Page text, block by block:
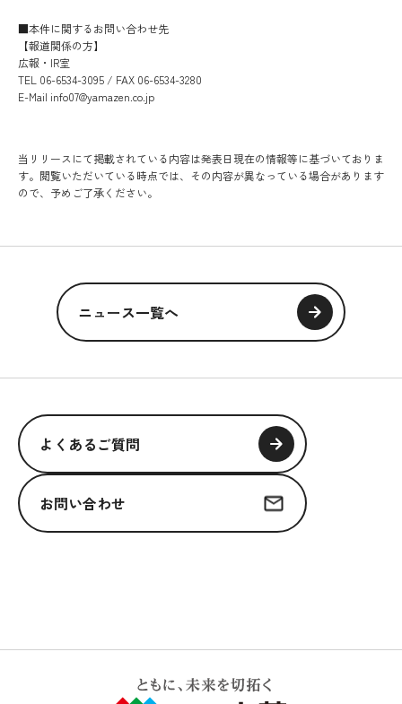
■本件に関するお問い合わせ先
【報道関係の方】
広報・IR室
TEL 06-6534-3095 / FAX 06-6534-3280
E-Mail info07@yamazen.co.jp
当リリースにて掲載されている内容は発表日現在の情報等に基づいておりま
す。閲覧いただいている時点では、その内容が異なっている場合があります
ので、予めご了承ください。
ニュース一覧へ
よくあるご質問
お問い合わせ